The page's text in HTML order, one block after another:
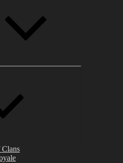
Clans